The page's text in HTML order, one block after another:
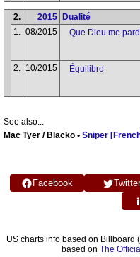
2. 2015 Dualité
1. 08/2015 Que Dieu me
2. 10/2015 Équilibre
See also...
Mac Tyer / Blacko • Sniper
Facebook Twitter
US charts info based on
based on The